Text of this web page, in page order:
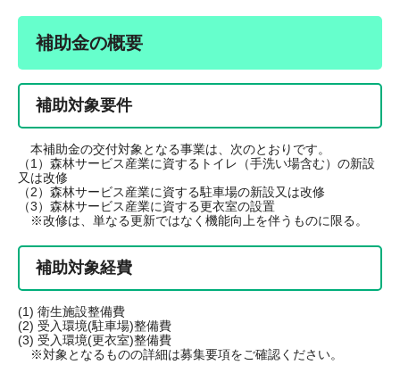
補助金の概要
補助対象要件
本補助金の交付対象となる事業は、次のとおりです。
（1）森林サービス産業に資するトイレ（手洗い場含む）の新設
又は改修
（2）森林サービス産業に資する駐車場の新設又は改修
（3）森林サービス産業に資する更衣室の設置
※改修は、単なる更新ではなく機能向上を伴うものに限る。
補助対象経費
(1) 衛生施設整備費
(2) 受入環境(駐車場)整備費
(3) 受入環境(更衣室)整備費
※対象となるものの詳細は募集要項をご確認ください。